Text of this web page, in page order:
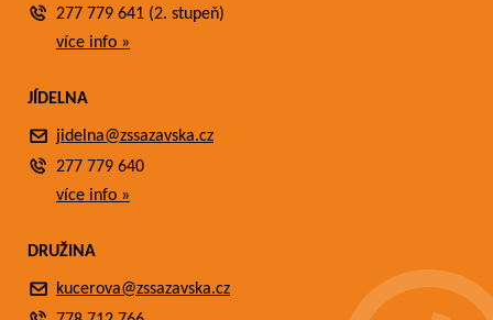
277 779 641 (2. stupeň)
více info »
JÍDELNA
jidelna@zssazavska.cz
277 779 640
více info »
DRUŽINA
kucerova@zssazavska.cz